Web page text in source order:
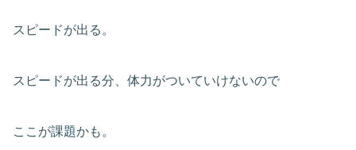
スピードが出る。
スピードが出る分、体力がついていけないので
ここが課題かも。